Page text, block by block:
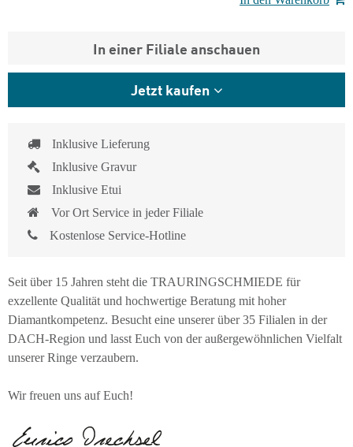
In einer Filiale anschauen
Jetzt kaufen
Inklusive Lieferung
Inklusive Gravur
Inklusive Etui
Vor Ort Service in jeder Filiale
Kostenlose Service-Hotline
Seit über 15 Jahren steht die TRAURINGSCHMIEDE für
exzellente Qualität und hochwertige Beratung mit hoher
Diamantkompetenz. Besucht eine unserer über 35 Filialen in der
DACH-Region und lasst Euch von der außergewöhnlichen Vielfalt
unserer Ringe verzaubern.
Wir freuen uns auf Euch!